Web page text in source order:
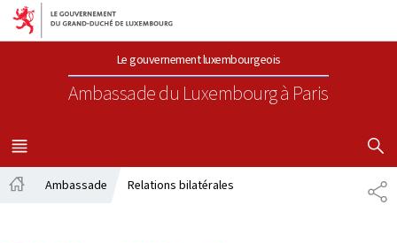
Aller au menu principal
Aller au contenu
Le gouvernement luxembourgeois
Ambassade du Luxembourgà Paris
MENU
PRINCIPAL
Ambassade Relations bilatérales